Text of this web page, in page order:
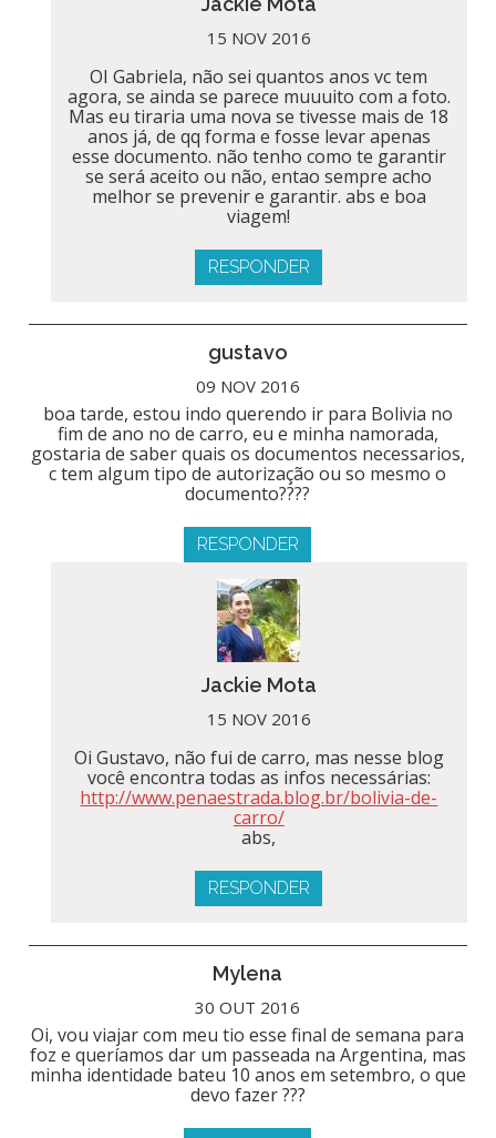
15 NOV 2016
OI Gabriela, não sei quantos anos vc tem
agora, se ainda se parece muuuito com a foto.
Mas eu tiraria uma nova se tivesse mais de 18
anos já, de qq forma e fosse levar apenas
esse documento. não tenho como te garantir
se será aceito ou não, entao sempre acho
melhor se prevenir e garantir. abs e boa
viagem!
RESPONDER
gustavo
09 NOV 2016
boa tarde, estou indo querendo ir para Bolivia no
fim de ano no de carro, eu e minha namorada,
gostaria de saber quais os documentos necessarios,
c tem algum tipo de autorização ou so mesmo o
documento????
RESPONDER
Jackie Mota
15 NOV 2016
Oi Gustavo, não fui de carro, mas nesse blog
você encontra todas as infos necessárias:
http://www.penaestrada.blog.br/bolivia-de-
carro/
abs,
RESPONDER
Mylena
30 OUT 2016
Oi, vou viajar com meu tio esse final de semana para
foz e queríamos dar um passeada na Argentina, mas
minha identidade bateu 10 anos em setembro, o que
devo fazer ???